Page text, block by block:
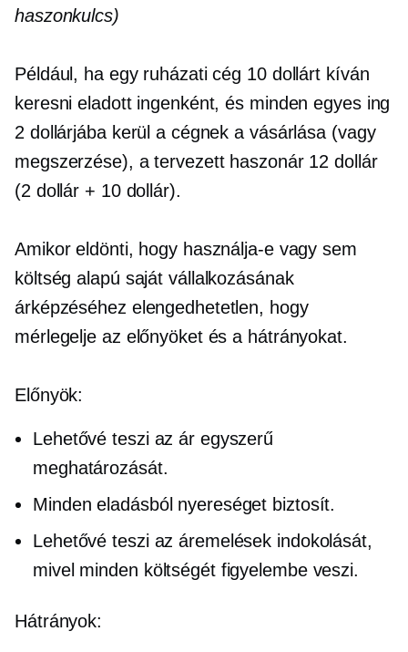
haszonkulcs)
Például, ha egy ruházati cég 10 dollárt kíván
keresni eladott ingenként, és minden egyes ing
2 dollárjába kerül a cégnek a vásárlása (vagy
megszerzése), a tervezett haszonár 12 dollár
(2 dollár + 10 dollár).
Amikor eldönti, hogy használja-e vagy sem
költség alapú saját vállalkozásának
árképzéséhez elengedhetetlen, hogy
mérlegelje az előnyöket és a hátrányokat.
Előnyök:
Lehetővé teszi az ár egyszerű
meghatározását.
Minden eladásból nyereséget biztosít.
Lehetővé teszi az áremelések indokolását,
mivel minden költségét figyelembe veszi.
Hátrányok: